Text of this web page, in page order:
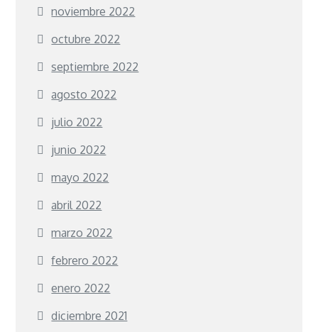
noviembre 2022
octubre 2022
septiembre 2022
agosto 2022
julio 2022
junio 2022
mayo 2022
abril 2022
marzo 2022
febrero 2022
enero 2022
diciembre 2021